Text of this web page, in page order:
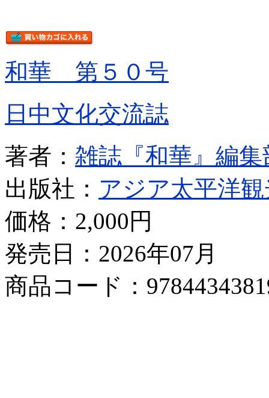
和華 第５０号
日中文化交流誌
著者： 雑誌『和華』編集
出版社： アジア太平洋
価格： 2,000円
発売日：2026年07月
商品コード：